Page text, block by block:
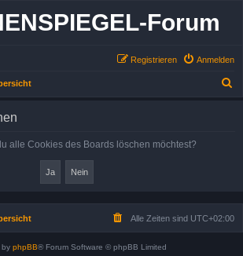
Forum
Anmelden
Registrieren
alle Cookies des Boards löschen möchtest?
Alle Zeiten sind UTC+02:00
by phpBB® Forum Software © phpBB Limited